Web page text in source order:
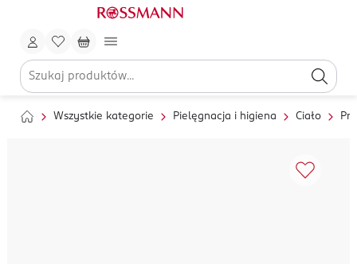
Wszystkie kategorie Pielęgnacja i higiena Ciało